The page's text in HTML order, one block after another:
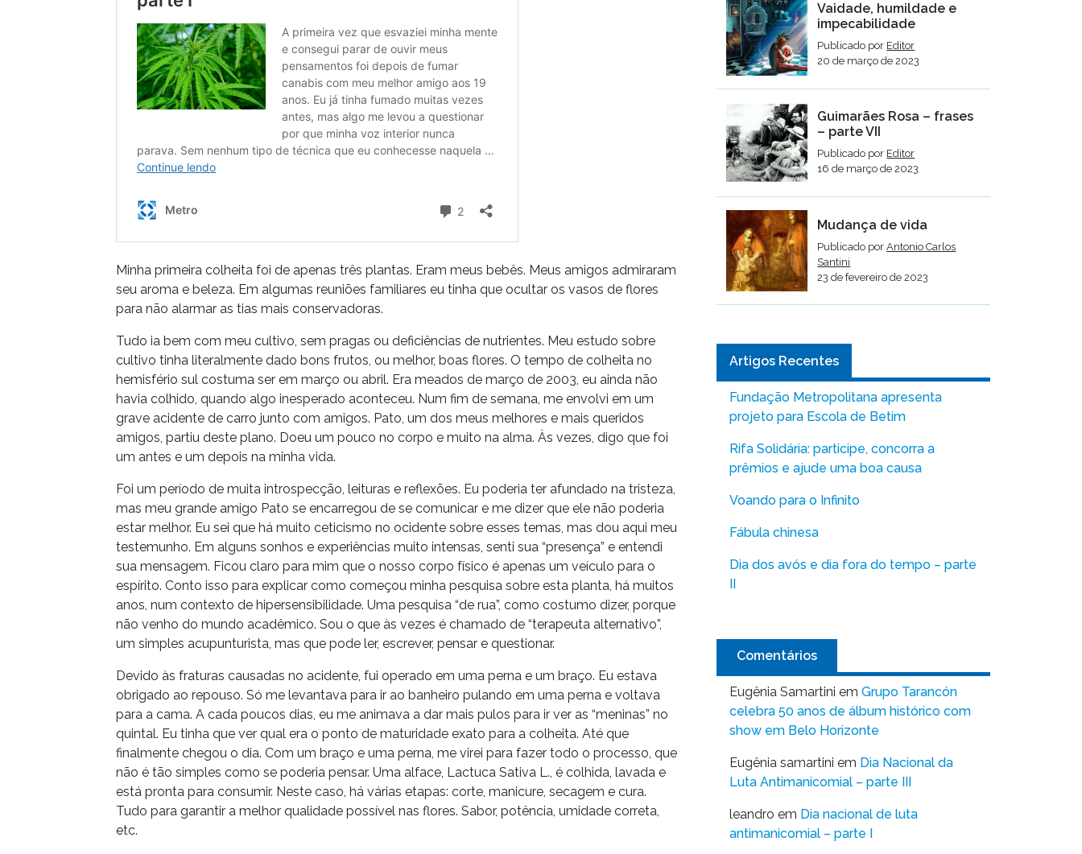
Minha primeira colheita foi de apenas três plantas. Eram meus bebês. Meus amigos admiraram
seu aroma e beleza. Em algumas reuniões familiares eu tinha que ocultar os vasos de flores
para não alarmar as tias mais conservadoras.
Tudo ia bem com meu cultivo, sem pragas ou deficiências de nutrientes. Meu estudo sobre
cultivo tinha literalmente dado bons frutos, ou melhor, boas flores. O tempo de colheita no
hemisfério sul costuma ser em março ou abril. Era meados de março de 2003, eu ainda não
havia colhido, quando algo inesperado aconteceu. Num fim de semana, me envolvi em um
grave acidente de carro junto com amigos. Pato, um dos meus melhores e mais queridos
amigos, partiu deste plano. Doeu um pouco no corpo e muito na alma. Às vezes, digo que foi
um antes e um depois na minha vida.
Foi um período de muita introspecção, leituras e reflexões. Eu poderia ter afundado na tristeza,
mas meu grande amigo Pato se encarregou de se comunicar e me dizer que ele não poderia
estar melhor. Eu sei que há muito ceticismo no ocidente sobre esses temas, mas dou aqui meu
testemunho. Em alguns sonhos e experiências muito intensas, senti sua “presença” e entendi
sua mensagem. Ficou claro para mim que o nosso corpo físico é apenas um veículo para o
espírito. Conto isso para explicar como começou minha pesquisa sobre esta planta, há muitos
anos, num contexto de hipersensibilidade. Uma pesquisa “de rua”, como costumo dizer, porque
não venho do mundo acadêmico. Sou o que às vezes é chamado de “terapeuta alternativo”,
um simples acupunturista, mas que pode ler, escrever, pensar e questionar.
Devido às fraturas causadas no acidente, fui operado em uma perna e um braço. Eu estava
obrigado ao repouso. Só me levantava para ir ao banheiro pulando em uma perna e voltava
para a cama. A cada poucos dias, eu me animava a dar mais pulos para ir ver as “meninas” no
quintal. Eu tinha que ver qual era o ponto de maturidade exato para a colheita. Até que
finalmente chegou o dia. Com um braço e uma perna, me virei para fazer todo o processo, que
não é tão simples como se poderia pensar. Uma alface, Lactuca Sativa L., é colhida, lavada e
está pronta para consumir. Neste caso, há várias etapas: corte, manicure, secagem e cura.
Tudo para garantir a melhor qualidade possível nas flores. Sabor, potência, umidade correta,
etc.
Vaidade, humildade e
impecabilidade
Publicado por Editor
20 de março de 2023
Guimarães Rosa – frases
– parte VII
Publicado por Editor
16 de março de 2023
Mudança de vida
Publicado porAntonio Carlos
Santini
23 de fevereiro de 2023
Artigos Recentes
Fundação Metropolitana apresenta
projeto para Escola de Betim
Rifa Solidária: participe, concorra a
prêmios e ajude uma boa causa
Voando para o Infinito
Fábula chinesa
Dia dos avós e dia fora do tempo – parte
II
Comentários
Eugênia Samartini em Grupo Tarancón
celebra 50 anos de álbum histórico com
show em Belo Horizonte
Eugênia samartini em Dia Nacional da
Luta Antimanicomial – parte III
leandro em Dia nacional de luta
antimanicomial – parte I